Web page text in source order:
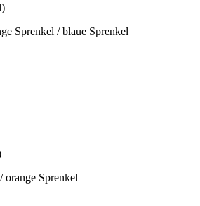
Sprenkel / blaue Sprenkel
Sprenkel